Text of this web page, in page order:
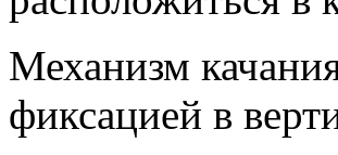
Механизм
фиксацией в